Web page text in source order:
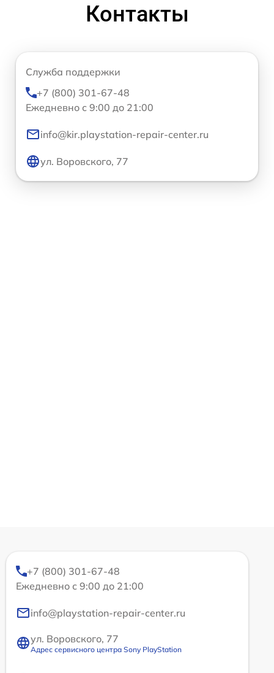
Контакты
Служба поддержки
+7 (800) 301-67-48
Ежедневно с 9:00 до 21:00
info@kir.playstation-repair-center.ru
ул. Воровского, 77
+7 (800) 301-67-48
Ежедневно с 9:00 до 21:00
info@playstation-repair-center.ru
ул. Воровского, 77
Адрес сервисного центра Sony PlayStation